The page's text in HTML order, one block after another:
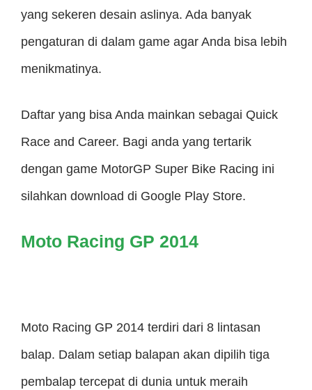
yang sekeren desain aslinya. Ada banyak
pengaturan di dalam game agar Anda bisa lebih
menikmatinya.
Daftar yang bisa Anda mainkan sebagai Quick
Race and Career. Bagi anda yang tertarik
dengan game MotorGP Super Bike Racing ini
silahkan download di Google Play Store.
Moto Racing GP 2014
Moto Racing GP 2014 terdiri dari 8 lintasan
balap. Dalam setiap balapan akan dipilih tiga
pembalap tercepat di dunia untuk meraih